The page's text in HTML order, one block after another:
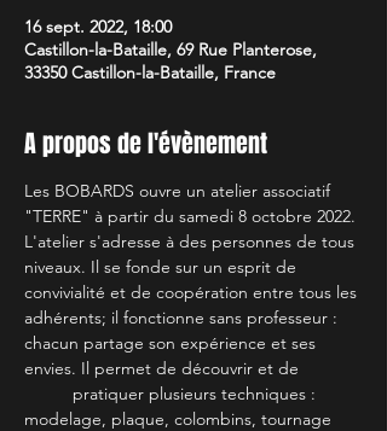
16 sept. 2022, 18:00
Castillon-la-Bataille, 69 Rue Planterose,
33350 Castillon-la-Bataille, France
A propos de l'évènement
Les BOBARDS ouvre un atelier associatif
"TERRE" à partir du samedi 8 octobre 2022.
L'atelier s'adresse à des personnes de tous
niveaux. Il se fonde sur un esprit de
convivialité et de coopération entre tous les
adhérents; il fonctionne sans professeur :
chacun partage son expérience et ses
envies. Il permet de découvrir et de
pratiquer plusieurs techniques :
modelage, plaque, colombins, tournage